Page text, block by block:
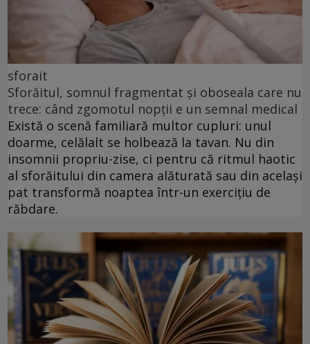
sforait
Sforăitul, somnul fragmentat și oboseala care nu
trece: când zgomotul nopții e un semnal medical
Există o scenă familiară multor cupluri: unul
doarme, celălalt se holbează la tavan. Nu din
insomnii propriu-zise, ci pentru că ritmul haotic
al sforăitului din camera alăturată sau din același
pat transformă noaptea într-un exercițiu de
răbdare.